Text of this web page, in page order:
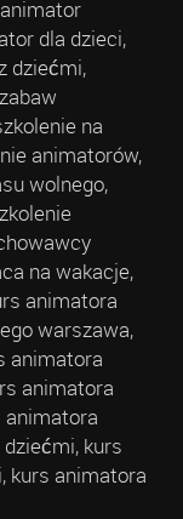
dla dzieci,
dziećmi,
na
animatorów,
wolnego,
na wakacje,
animatora
warszawa,
animatora
animatora
animatora
kurs
kurs animatora